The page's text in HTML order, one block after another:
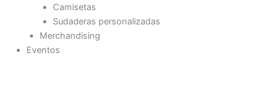
Camisetas
Sudaderas personalizadas
Merchandising
Eventos